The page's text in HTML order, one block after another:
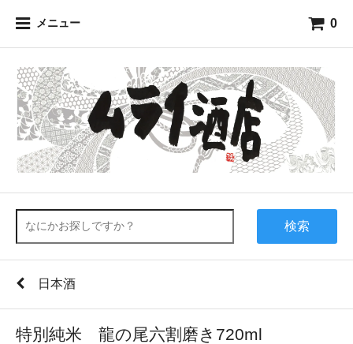
メニュー 0
検索
日本酒
特別純米 龍の尾六割磨き720ml